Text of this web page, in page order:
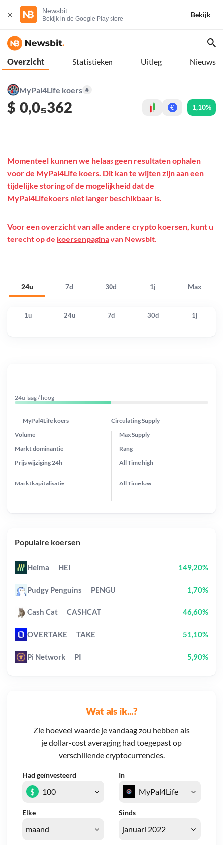
Newsbit
Bekijk in de Google Play store
Bekijk
Overzicht Statistieken Uitleg Nieuws
MyPal4Life koers #
$ 0,0₅362 € 1,10%
24u 7d 30d 1j Max
Momenteel kunnen we helaas geen resultaten ophalen
voor de MyPal4Life koers. Dit kan te wijten zijn aan een
tijdelijke storing of de mogelijkheid dat de
MyPal4Lifekoers niet langer beschikbaar is.
Voor een overzicht van alle andere crypto koersen, kunt u
terecht op de koersenpaginavan Newsbit.
1u 24u 7d 30d 1j
Wat als ik...?
Zie hoeveel waarde je vandaag zou hebben als
je dollar-cost averaging had toegepast op
verschillende cryptocurrencies.
Had geïnvesteerd In
Elke Sinds
$
24u laag / hoog
MyPal4Life koers Circulating Supply
Prijs wijziging 24h
Max Supply
Markt dominantie
Marktkapitalisatie
Volume
Rang
All Timehigh
All Time low
Populaire koersen
Heima HEI 149,20%
Pudgy Penguins PENGU 1,70%
Cash Cat CASHCAT 46,60%
OVERTAKE TAKE 51,10%
Pi Network PI 5,90%